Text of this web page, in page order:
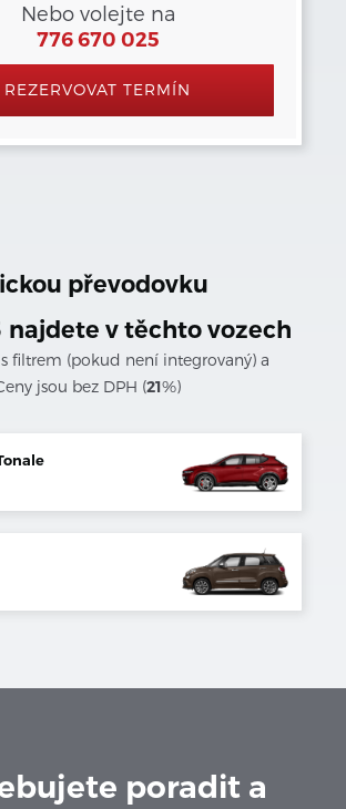
REZERVOVAT TERMÍN
Nebo volejte na
776 670 025
převodovku
najdete v těchto vozech
filtrem (pokud není integrovaný) a
jsou bez DPH (21%)
poradit a